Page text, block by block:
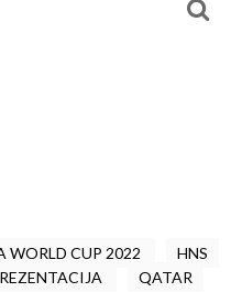
WORLD CUP 2022
HNS
QATAR